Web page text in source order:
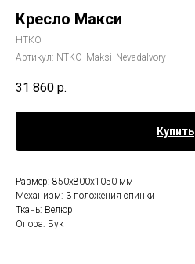
Кресло Макси
НТКО
Артикул: NTKO_Maksi_NevadaIvory
31 860 р.
Купить
Размер: 850х800х1050 мм
Механизм: 3 положения спинки
Ткань: Велюр
Опора: Бук